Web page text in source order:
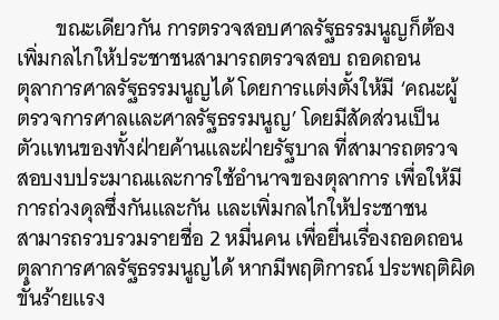
ขณะเดียวกัน การตรวจสอบศาลรัฐธรรมนูญก็ต้อง
เพิ่มกลไกให้ประชาชนสามารถตรวจสอบ ถอดถอน
ตุลาการศาลรัฐธรรมนูญได้ โดยการแต่งตั้งให้มี ‘คณะผู้
ตรวจการศาลและศาลรัฐธรรมนูญ’ โดยมีสัดส่วนเป็น
ตัวแทนของทั้งฝ่ายค้านและฝ่ายรัฐบาล ที่สามารถตรวจ
สอบงบประมาณและการใช้อำนาจของตุลาการ เพื่อให้มี
การถ่วงดุลซึ่งกันและกัน และเพิ่มกลไกให้ประชาชน
สามารถรวบรวมรายชื่อ 2 หมื่นคน เพื่อยื่นเรื่องถอดถอน
ตุลาการศาลรัฐธรรมนูญได้ หากมีพฤติการณ์ ประพฤติผิด
ขั้นร้ายแรง